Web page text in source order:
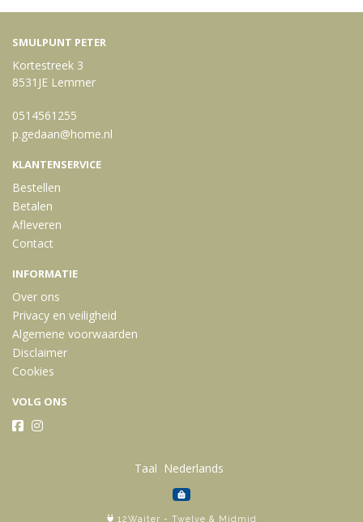
SMULPUNT PETER
Kortestreek 3
8531JE Lemmer
0514561255
p.gedaan@home.nl
KLANTENSERVICE
Bestellen
Betalen
Afleveren
Contact
INFORMATIE
Over ons
Privacy en veiligheid
Algemene voorwaarden
Disclaimer
Cookies
VOLG ONS
Taal
12Waiter - Twelve & Midmid